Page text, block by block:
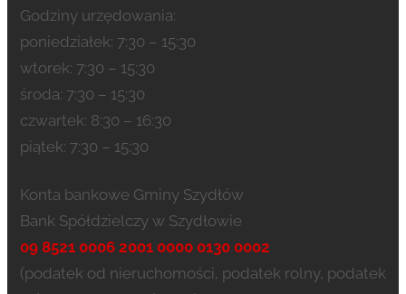
Godziny urzędowania:
poniedziałek: 7:30 – 15:30
wtorek: 7:30 – 15:30
środa: 7:30 – 15:30
czwartek: 8:30 – 16:30
piątek: 7:30 – 15:30
Konta bankowe Gminy Szydłów
Bank Spółdzielczy w Szydłowie
09 8521 0006 2001 0000 0130 0002
(podatek od nieruchomości, podatek rolny, podatek